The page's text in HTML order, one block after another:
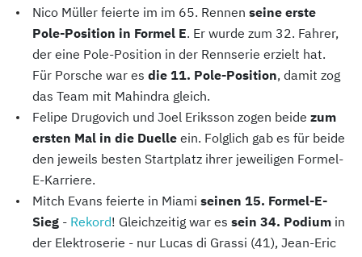
Nico Müller feierte im im 65. Rennen seine erste
Pole-Position in Formel E. Er wurde zum 32. Fahrer,
der eine Pole-Position in der Rennserie erzielt hat.
Für Porsche war es die 11. Pole-Position, damit zog
das Team mit Mahindra gleich.
Felipe Drugovich und Joel Eriksson zogen beide zum
ersten Mal in die Duelle ein. Folglich gab es für beide
den jeweils besten Startplatz ihrer jeweiligen Formel-
E-Karriere.
Mitch Evans feierte in Miami seinen 15. Formel-E-
Sieg - Rekord! Gleichzeitig war es sein 34. Podium in
der Elektroserie - nur Lucas di Grassi (41), Jean-Eric